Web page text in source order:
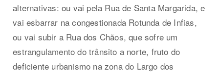
alternativas: ou vai pela Rua de Santa Margarida, e
vai esbarrar na congestionada Rotunda de Infias,
ou vai subir a Rua dos Chãos, que sofre um
estrangulamento do trânsito a norte, fruto do
deficiente urbanismo na zona do Largo dos